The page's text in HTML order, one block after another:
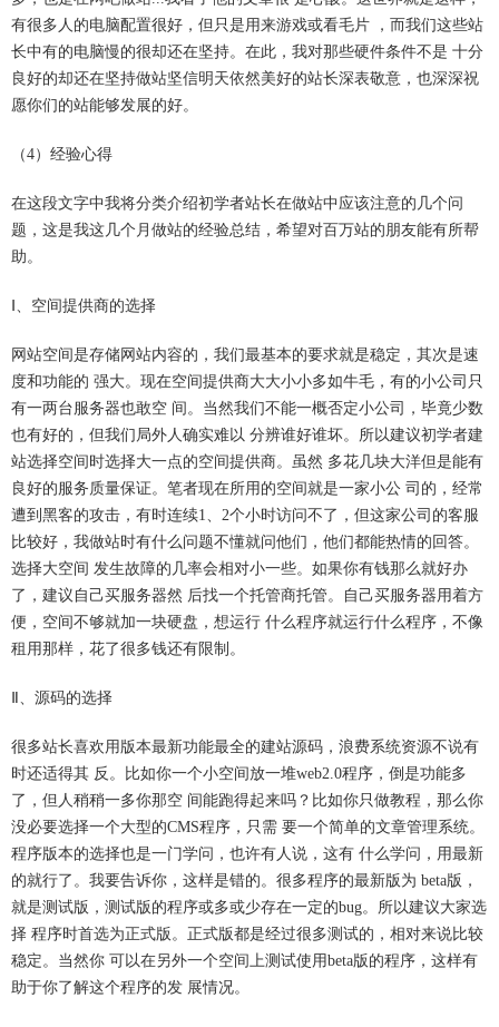
有很多人的电脑配置很好，但只是用来游戏或看毛片 ，而我们这些站
长中有的电脑慢的很却还在坚持。在此，我对那些硬件条件不是 十分
良好的却还在坚持做站坚信明天依然美好的站长深表敬意，也深深祝
愿你们的站能够发展的好。
（4）经验心得
在这段文字中我将分类介绍初学者站长在做站中应该注意的几个问
题，这是我这几个月做站的经验总结，希望对百万站的朋友能有所帮
助。
Ⅰ、空间提供商的选择
网站空间是存储网站内容的，我们最基本的要求就是稳定，其次是速
度和功能的 强大。现在空间提供商大大小小多如牛毛，有的小公司只
有一两台服务器也敢空 间。当然我们不能一概否定小公司，毕竟少数
也有好的，但我们局外人确实难以 分辨谁好谁坏。所以建议初学者建
站选择空间时选择大一点的空间提供商。虽然 多花几块大洋但是能有
良好的服务质量保证。笔者现在所用的空间就是一家小公 司的，经常
遭到黑客的攻击，有时连续1、2个小时访问不了，但这家公司的客服
比较好，我做站时有什么问题不懂就问他们，他们都能热情的回答。
选择大空间 发生故障的几率会相对小一些。如果你有钱那么就好办
了，建议自己买服务器然 后找一个托管商托管。自己买服务器用着方
便，空间不够就加一块硬盘，想运行 什么程序就运行什么程序，不像
租用那样，花了很多钱还有限制。
Ⅱ、源码的选择
很多站长喜欢用版本最新功能最全的建站源码，浪费系统资源不说有
时还适得其 反。比如你一个小空间放一堆web2.0程序，倒是功能多
了，但人稍稍一多你那空 间能跑得起来吗？比如你只做教程，那么你
没必要选择一个大型的CMS程序，只需 要一个简单的文章管理系统。
程序版本的选择也是一门学问，也许有人说，这有 什么学问，用最新
的就行了。我要告诉你，这样是错的。很多程序的最新版为 beta版，
就是测试版，测试版的程序或多或少存在一定的bug。所以建议大家选
择 程序时首选为正式版。正式版都是经过很多测试的，相对来说比较
稳定。当然你 可以在另外一个空间上测试使用beta版的程序，这样有
助于你了解这个程序的发 展情况。